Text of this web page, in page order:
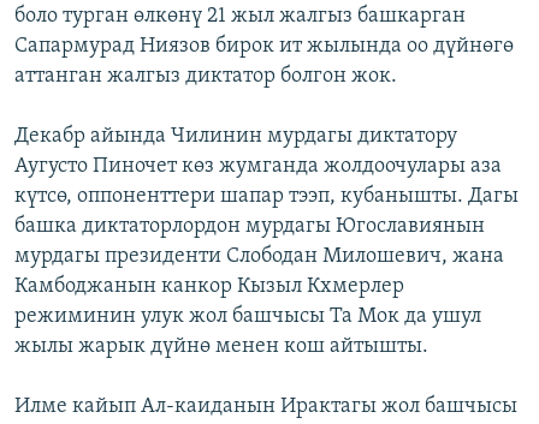
боло турган өлкөнү 21 жыл жалгыз башкарган
Сапармурад Ниязов бирок ит жылында оо дүйнөгө
аттанган жалгыз диктатор болгон жок.
Декабр айында Чилинин мурдагы диктатору
Аугусто Пиночет көз жумганда жолдоочулары аза
күтсө, оппоненттери шапар тээп, кубанышты. Дагы
башка диктаторлордон мурдагы Югославиянын
мурдагы президенти Слободан Милошевич, жана
Камбоджанын канкор Кызыл Кхмерлер
режиминин улук жол башчысы Та Мок да ушул
жылы жарык дүйнө менен кош айтышты.
Илме кайып Ал-каиданын Ирактагы жол башчысы